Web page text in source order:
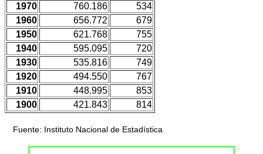
1970
760.186
534
1960
656.772
679
1950
621.768
755
1940
595.095
720
1930
535.816
749
1920
494.550
767
1910
448.995
853
1900
421.843 814
Fuente: Instituto Nacional de Estadística